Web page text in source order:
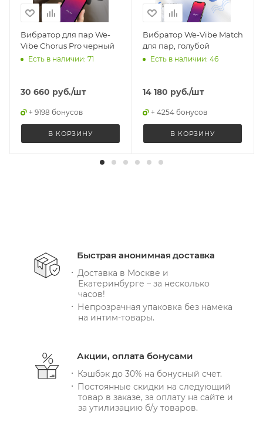
Вибратор для пар We-
Vibe Chorus Pro черный
Есть в наличии: 71
30 660 руб./шт
+ 9198 бонусов
В КОРЗИНУ
Вибратор We-Vibe Match
для пар, голубой
Есть в наличии: 46
14 180 руб./шт
+ 4254 бонусов
В КОРЗИНУ
Быстрая анонимная доставка
Доставка в Москве и
Екатеринбурге – за несколько
часов!
Непрозрачная упаковка без намека
на интим-товары.
Акции, оплата бонусами
Кэшбэк до 30% на бонусный счет.
Постоянные скидки на следующий
товар в заказе, за оплату на сайте и
за утилизацию б/у товаров.